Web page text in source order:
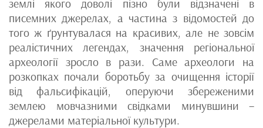
землі якого доволі пізно були відзначені в
писемних джерелах, а частина з відомостей до
того ж ґрунтувалася на красивих, але не зовсім
реалістичних легендах, значення регіональної
археології зросло в рази. Саме археологи на
розкопках почали боротьбу за очищення історії
від фальсифікацій, оперуючи збереженими
землею мовчазними свідками минувшини –
джерелами матеріальної культури.